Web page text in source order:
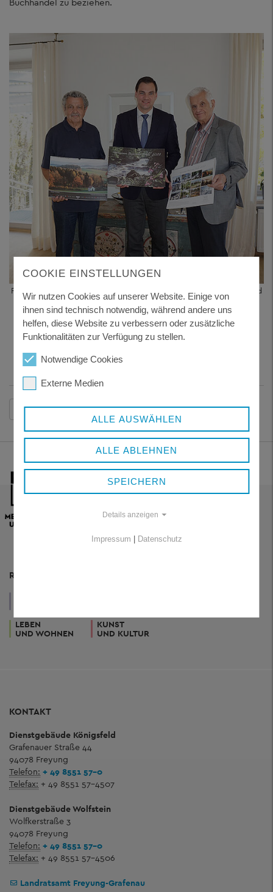
Fotograf Karl-Heinz Paulus (Bild links) und Verleger Erich Stecher (Bild
rechts) präsentieren den fertigen Bildkalender „Natur- und
Kulturlandschaft“ des Landkreises Freyung-Grafenau. Landrat
Sebastian Gruber (Bild Mitte) ist begeistert.
Foto: Landratsamt Freyung-Grafenau
Zurück
RESSORTS
LEBEN
UND WOHNEN
KUNST
UND KULTUR
KONTAKT
Dienstgebäude Königsfeld
Grafenauer Straße 44
94078 Freyung
Telefon: + 49 8551 57-0
Telefax: + 49 8551 57-4507
Dienstgebäude Wolfstein
Wolfkerstraße 3
94078 Freyung
Telefon: + 49 8551 57-0
Telefax: + 49 8551 57-4506
Landratsamt Freyung-Grafenau
COOKIE EINSTELLUNGEN
Wir nutzen Cookies auf unserer Website. Einige von
ihnen sind technisch notwendig, während andere uns
helfen, diese Website zu verbessern oder zusätzliche
Funktionalitäten zur Verfügung zu stellen.
Notwendige Cookies
Externe Medien
ALLE AUSWÄHLEN
ALLE ABLEHNEN
SPEICHERN
Details anzeigen
Impressum Datenschutz